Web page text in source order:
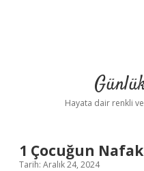
Hayata dair renkli
1 Çocuğun
Tarih: Aralık 24, 2024